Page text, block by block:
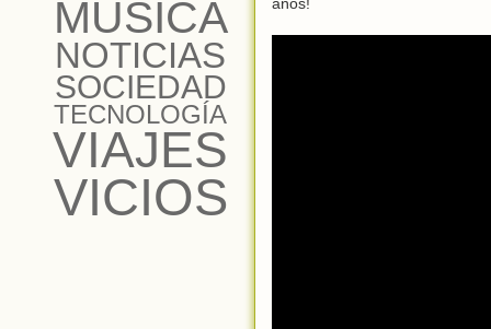
MÚSICA
NOTICIAS
SOCIEDAD
TECNOLOGÍA
VIAJES
VICIOS